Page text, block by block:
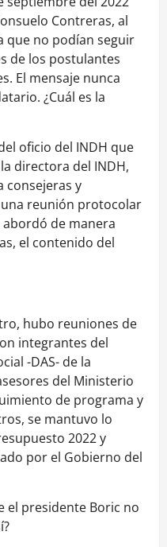
Contreras, al
que no podían seguir
de los postulantes
El mensaje nunca
¿Cuál es la
oficio del INDH que
directora del INDH,
consejeras y
reunión protocolar
abordó de manera
el contenido del
hubo reuniones de
integrantes del
-DAS- de la
del Ministerio
de programa y
se mantuvo lo
2022 y
por el Gobierno del
el presidente Boric no